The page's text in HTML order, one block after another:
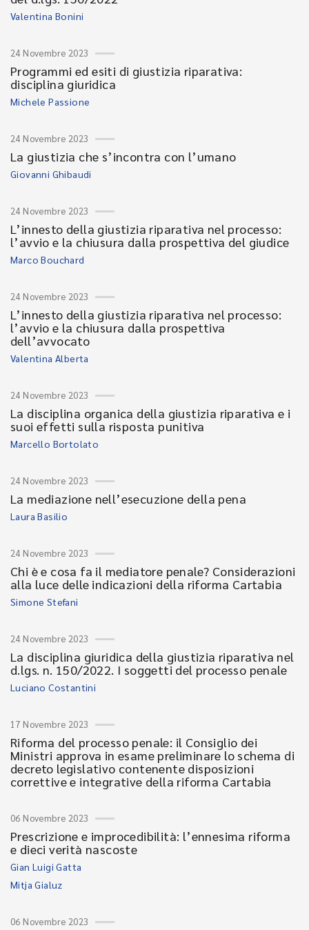
Valentina Bonini
24 Novembre 2023
Programmi ed esiti di giustizia riparativa:
disciplina giuridica
Michele Passione
24 Novembre 2023
La giustizia che s’incontra con l’umano
Giovanni Ghibaudi
24 Novembre 2023
L’innesto della giustizia riparativa nel processo:
l’avvio e la chiusura dalla prospettiva del giudice
Marco Bouchard
24 Novembre 2023
L’innesto della giustizia riparativa nel processo:
l’avvio e la chiusura dalla prospettiva
dell’avvocato
Valentina Alberta
24 Novembre 2023
La disciplina organica della giustizia riparativa e i
suoi effetti sulla risposta punitiva
Marcello Bortolato
24 Novembre 2023
La mediazione nell’esecuzione della pena
Laura Basilio
24 Novembre 2023
Chi è e cosa fa il mediatore penale? Considerazioni
alla luce delle indicazioni della riforma Cartabia
Simone Stefani
24 Novembre 2023
La disciplina giuridica della giustizia riparativa nel
d.lgs. n. 150/2022. I soggetti del processo penale
Luciano Costantini
17 Novembre 2023
Riforma del processo penale: il Consiglio dei
Ministri approva in esame preliminare lo schema di
decreto legislativo contenente disposizioni
correttive e integrative della riforma Cartabia
06 Novembre 2023
Prescrizione e improcedibilità: l’ennesima riforma
e dieci verità nascoste
Gian Luigi Gatta
Mitja Gialuz
06 Novembre 2023